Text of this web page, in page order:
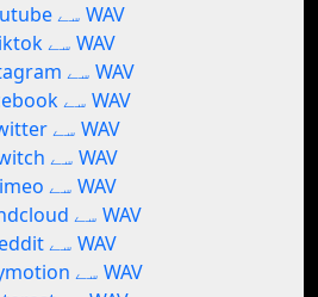
Youtube سے WAV
Tiktok سے WAV
Instagram سے WAV
Facebook سے WAV
Twitter سے WAV
Twitch سے WAV
Vimeo سے WAV
Soundcloud سے WAV
Reddit سے WAV
Dailymotion سے WAV